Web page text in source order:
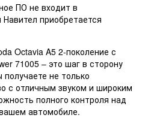
ПО не входит в
приобретается
Octavia A5 2-поколение с
71005 – это шаг в сторону
не только
с отличным звуком и широким
полного контроля над
автомобиле.